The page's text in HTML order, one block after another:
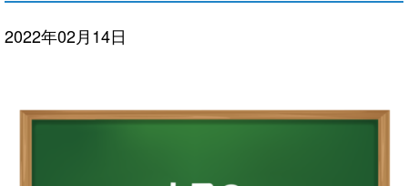
2022年02月14日